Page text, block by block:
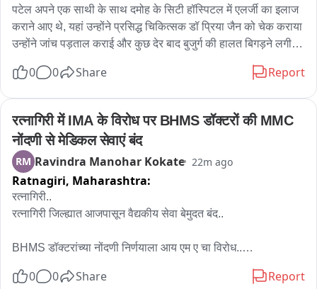
पटेल अपने एक साथी के साथ दमोह के सिटी हॉस्पिटल में एलर्जी का इलाज
कराने आए थे, यहां उन्होंने प्रसिद्ध चिकित्सक डॉ प्रिया जैन को चेक कराया
उन्होंने जांच पड़ताल कराई और कुछ देर बाद बुजुर्ग की हालत बिगड़ने लगी
प्रबंधन ने उन्हें बताया कि हब्बू को दिल का दौरा पड़ा है और मरीज को जिला
लेकर गए लेकिन डॉक्टर्स ने उन्हें मृत घोषित कर दिया। बुजुर्ग के सहयोगी के
मुताबिक हब्बू को कोई बीमारी नहीं थी सिर्फ एलर्जी थी जिसका इलाज कराने
आए थे सब कुछ सामान्य था लेकिन सिटी अस्पताल में जो इलाज दिया गया
उसकी वजह से कुछ मिनटों में ही हालत बिगड़ी और मौत हुई, देर रात दमोह
पहुंचे बुजुर्ग के परिजनों ने बबाल किया और दोषी डाक्टर के साथ अस्पताल
प्रबंधन कर कार्यवाही की मांग भी की है।
0 0 Share Report
रत्नागिरी में IMA के विरोध पर BHMS डॉक्टरों की MMC
नोंदणी से मेडिकल सेवाएं बंद
RM Ravindra Manohar Kokate 22m ago
Ratnagiri, Maharashtra:
रत्नागिरी..
रत्नागिरी जिल्ह्यात आजपासून वैद्यकीय सेवा बेमुदत बंद..
BHMS डॉक्टरांच्या नोंदणी निर्णयाला आय एम ए चा विरोध..
अँकर
0 0 Share Report